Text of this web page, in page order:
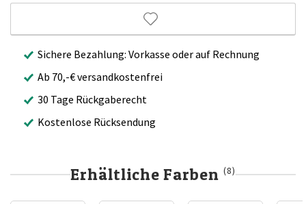
Sichere Bezahlung: Vorkasse oder auf Rechnung
Ab 70,-€ versandkostenfrei
30 Tage Rückgaberecht
Kostenlose Rücksendung
Erhältliche Farben(8)